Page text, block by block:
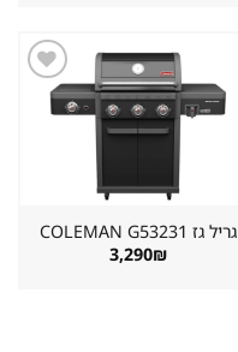
שמור
מוצר
גריל גז ⁦COLEMAN G53231⁩
3,290₪